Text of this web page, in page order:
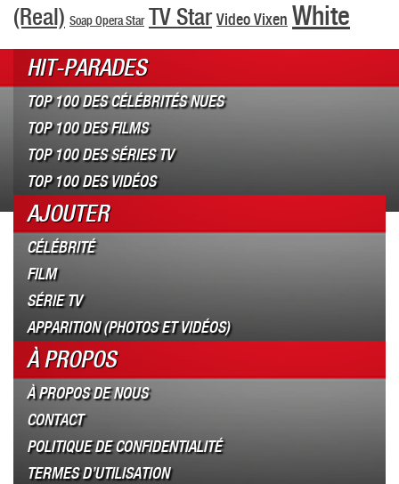
(Real) Soap Opera Star TV Star Video Vixen White
HIT-PARADES
TOP 100 DES CÉLÉBRITÉS NUES
TOP 100 DES FILMS
TOP 100 DES SÉRIES TV
TOP 100 DES VIDÉOS
AJOUTER
CÉLÉBRITÉ
FILM
SÉRIE TV
APPARITION (PHOTOS ET VIDÉOS)
À PROPOS
À PROPOS DE NOUS
CONTACT
POLITIQUE DE CONFIDENTIALITÉ
TERMES D’UTILISATION